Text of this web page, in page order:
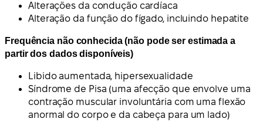
Alterações da condução cardíaca
Alteração da função do fígado, incluindo hepatite
Frequência não conhecida (não pode ser estimada a
partir dos dados disponíveis)
Libido aumentada, hipersexualidade
Síndrome de Pisa (uma afecção que envolve uma
contração muscular involuntária com uma flexão
anormal do corpo e da cabeça para um lado)